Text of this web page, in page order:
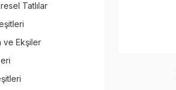
Tatlılar
ve Ekşiler